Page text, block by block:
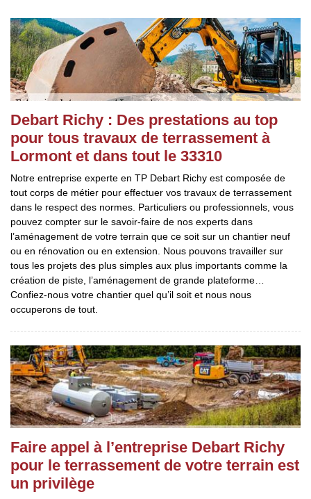
Debart Richy : Des prestations au top
pour tous travaux de terrassement à
Lormont et dans tout le 33310
Notre entreprise experte en TP Debart Richy est composée de
tout corps de métier pour effectuer vos travaux de terrassement
dans le respect des normes. Particuliers ou professionnels, vous
pouvez compter sur le savoir-faire de nos experts dans
l’aménagement de votre terrain que ce soit sur un chantier neuf
ou en rénovation ou en extension. Nous pouvons travailler sur
tous les projets des plus simples aux plus importants comme la
création de piste, l’aménagement de grande plateforme…
Confiez-nous votre chantier quel qu’il soit et nous nous
occuperons de tout.
Faire appel à l’entreprise Debart Richy
pour le terrassement de votre terrain est
un privilège